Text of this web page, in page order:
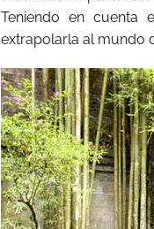
Teniendo en cuenta
extrapolarla al mundo